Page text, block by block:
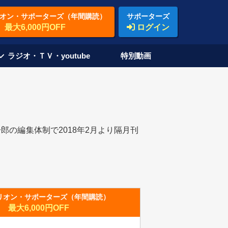
ン・サポーターズ（年間購読）
最大6,000円OFF
サポーターズ
ログイン
ラジオ・ＴＶ・youtube 特別動画
の編集体制で2018年2月より隔月刊
オン・サポーターズ（年間購読）
最大6,000円OFF